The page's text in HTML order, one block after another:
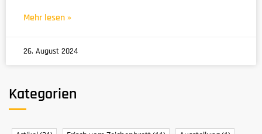
Mehr lesen »
26. August 2024
Kategorien